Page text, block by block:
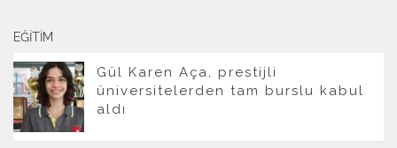
EĞITIM
Gül Karen Aça, prestijli
üniversitelerden tam burslu kabul
aldı